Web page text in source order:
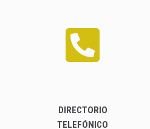
DIRECTORIO
TELEFÓNICO